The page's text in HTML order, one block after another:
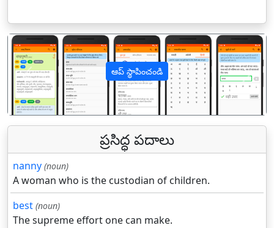
ఆప్ స్థాపించండి
पिछला
ప్రసిద్ధ పదాలు
nanny (noun)
A woman who is the custodian of children.
best (noun)
The supreme effort one can make.